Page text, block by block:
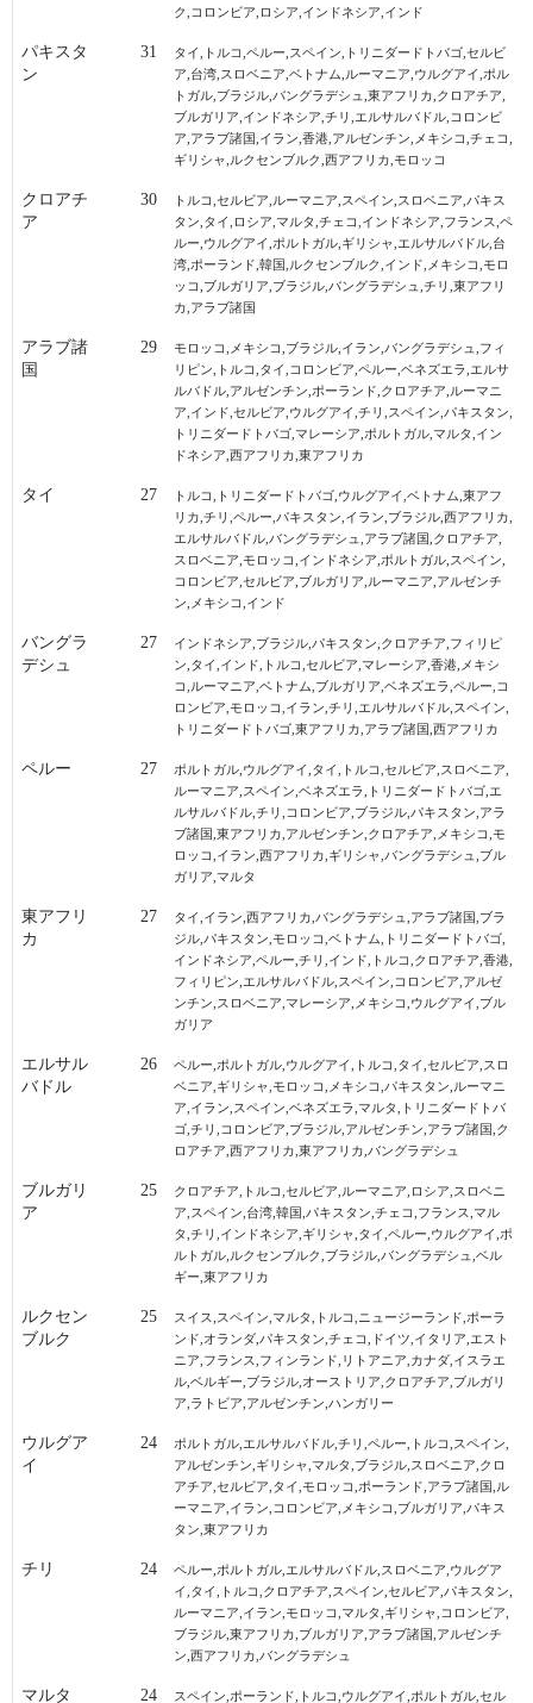
ク,コロンビア,ロシア,インドネシア,インド
パキスタ
ン
31
タイ,トルコ,ペルー,スペイン,トリニダードトバゴ,セルビ
ア,台湾,スロベニア,ベトナム,ルーマニア,ウルグアイ,ポル
トガル,ブラジル,バングラデシュ,東アフリカ,クロアチア,
ブルガリア,インドネシア,チリ,エルサルバドル,コロンビ
ア,アラブ諸国,イラン,香港,アルゼンチン,メキシコ,チェコ,
ギリシャ,ルクセンブルク,西アフリカ,モロッコ
クロアチ
ア
30
トルコ,セルビア,ルーマニア,スペイン,スロベニア,パキス
タン,タイ,ロシア,マルタ,チェコ,インドネシア,フランス,ペ
ルー,ウルグアイ,ポルトガル,ギリシャ,エルサルバドル,台
湾,ポーランド,韓国,ルクセンブルク,インド,メキシコ,モロ
ッコ,ブルガリア,ブラジル,バングラデシュ,チリ,東アフリ
カ,アラブ諸国
アラブ諸
国
29
モロッコ,メキシコ,ブラジル,イラン,バングラデシュ,フィ
リピン,トルコ,タイ,コロンビア,ペルー,ベネズエラ,エルサ
ルバドル,アルゼンチン,ポーランド,クロアチア,ルーマニ
ア,インド,セルビア,ウルグアイ,チリ,スペイン,パキスタン,
トリニダードトバゴ,マレーシア,ポルトガル,マルタ,イン
ドネシア,西アフリカ,東アフリカ
タイ 27
トルコ,トリニダードトバゴ,ウルグアイ,ベトナム,東アフ
リカ,チリ,ペルー,パキスタン,イラン,ブラジル,西アフリカ,
エルサルバドル,バングラデシュ,アラブ諸国,クロアチア,
スロベニア,モロッコ,インドネシア,ポルトガル,スペイン,
コロンビア,セルビア,ブルガリア,ルーマニア,アルゼンチ
ン,メキシコ,インド
バングラ
デシュ
27
インドネシア,ブラジル,パキスタン,クロアチア,フィリピ
ン,タイ,インド,トルコ,セルビア,マレーシア,香港,メキシ
コ,ルーマニア,ベトナム,ブルガリア,ベネズエラ,ペルー,コ
ロンビア,モロッコ,イラン,チリ,エルサルバドル,スペイン,
トリニダードトバゴ,東アフリカ,アラブ諸国,西アフリカ
ペルー 27
ポルトガル,ウルグアイ,タイ,トルコ,セルビア,スロベニア,
ルーマニア,スペイン,ベネズエラ,トリニダードトバゴ,エ
ルサルバドル,チリ,コロンビア,ブラジル,パキスタン,アラ
ブ諸国,東アフリカ,アルゼンチン,クロアチア,メキシコ,モ
ロッコ,イラン,西アフリカ,ギリシャ,バングラデシュ,ブル
ガリア,マルタ
東アフリ
カ
27
タイ,イラン,西アフリカ,バングラデシュ,アラブ諸国,ブラ
ジル,パキスタン,モロッコ,ベトナム,トリニダードトバゴ,
インドネシア,ペルー,チリ,インド,トルコ,クロアチア,香港,
フィリピン,エルサルバドル,スペイン,コロンビア,アルゼ
ンチン,スロベニア,マレーシア,メキシコ,ウルグアイ,ブル
ガリア
エルサル
バドル
26
ペルー,ポルトガル,ウルグアイ,トルコ,タイ,セルビア,スロ
ベニア,ギリシャ,モロッコ,メキシコ,パキスタン,ルーマニ
ア,イラン,スペイン,ベネズエラ,マルタ,トリニダードトバ
ゴ,チリ,コロンビア,ブラジル,アルゼンチン,アラブ諸国,ク
ロアチア,西アフリカ,東アフリカ,バングラデシュ
ブルガリ
ア
25
クロアチア,トルコ,セルビア,ルーマニア,ロシア,スロベニ
ア,スペイン,台湾,韓国,パキスタン,チェコ,フランス,マル
タ,チリ,インドネシア,ギリシャ,タイ,ペルー,ウルグアイ,ポ
ルトガル,ルクセンブルク,ブラジル,バングラデシュ,ベル
ギー,東アフリカ
ルクセン
ブルク
25
スイス,スペイン,マルタ,トルコ,ニュージーランド,ポーラ
ンド,オランダ,パキスタン,チェコ,ドイツ,イタリア,エスト
ニア,フランス,フィンランド,リトアニア,カナダ,イスラエ
ル,ベルギー,ブラジル,オーストリア,クロアチア,ブルガリ
ア,ラトビア,アルゼンチン,ハンガリー
ウルグア
イ
24
ポルトガル,エルサルバドル,チリ,ペルー,トルコ,スペイン,
アルゼンチン,ギリシャ,マルタ,ブラジル,スロベニア,クロ
アチア,セルビア,タイ,モロッコ,ポーランド,アラブ諸国,ル
ーマニア,イラン,コロンビア,メキシコ,ブルガリア,パキス
タン,東アフリカ
チリ 24
ペルー,ポルトガル,エルサルバドル,スロベニア,ウルグア
イ,タイ,トルコ,クロアチア,スペイン,セルビア,パキスタン,
ルーマニア,イラン,モロッコ,マルタ,ギリシャ,コロンビア,
ブラジル,東アフリカ,ブルガリア,アラブ諸国,アルゼンチ
ン,西アフリカ,バングラデシュ
マルタ 24 スペイン,ポーランド,トルコ,ウルグアイ,ポルトガル,セル